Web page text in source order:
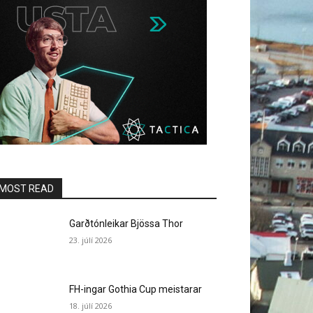
READ
Garðtónleikar Bjössa Thor
23. júlí 2026
FH-ingar Gothia Cup meistarar
18. júlí 2026